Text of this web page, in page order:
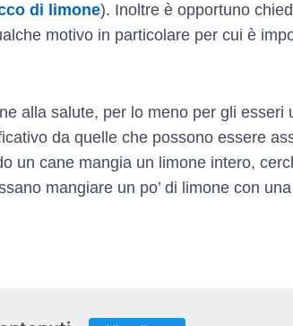
di limone). Inoltre è opportuno
motivo in particolare per cui è
alla salute, per lo meno per gli esseri
da quelle che possono essere
un cane mangia un limone intero,
mangiare un po’ di limone con